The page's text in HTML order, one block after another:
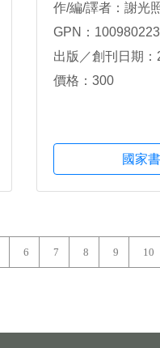
作/編/譯者：謝光
GPN：
出版／創刊日期：
價格：300
國家
6 7 8 9 10